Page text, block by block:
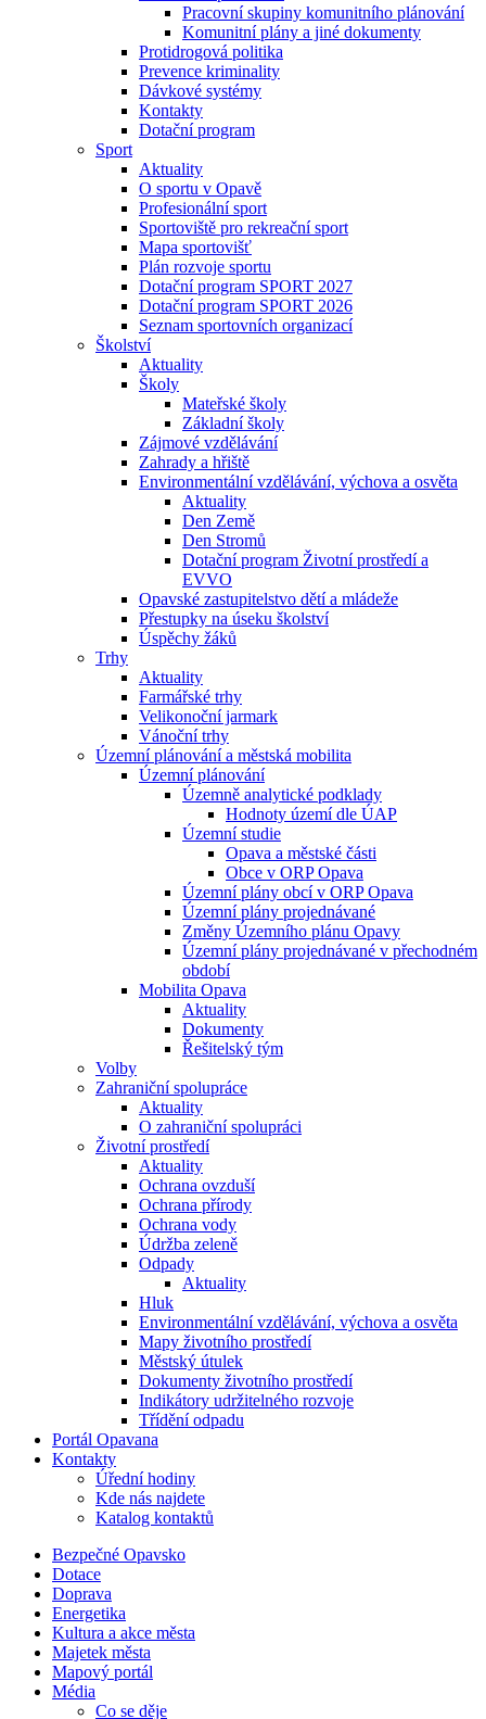
Pracovní skupiny komunitního plánování
Komunitní plány a jiné dokumenty
Protidrogová politika
Prevence kriminality
Dávkové systémy
Kontakty
Dotační program
Sport
Aktuality
O sportu v Opavě
Profesionální sport
Sportoviště pro rekreační sport
Mapa sportovišť
Plán rozvoje sportu
Dotační program SPORT 2027
Dotační program SPORT 2026
Seznam sportovních organizací
Školství
Aktuality
Školy
Mateřské školy
Základní školy
Zájmové vzdělávání
Zahrady a hřiště
Environmentální vzdělávání, výchova a osvěta
Aktuality
Den Země
Den Stromů
Dotační program Životní prostředí a
EVVO
Opavské zastupitelstvo dětí a mládeže
Přestupky na úseku školství
Úspěchy žáků
Trhy
Aktuality
Farmářské trhy
Velikonoční jarmark
Vánoční trhy
Územní plánování a městská mobilita
Územní plánování
Územně analytické podklady
Hodnoty území dle ÚAP
Územní studie
Opava a městské části
Obce v ORP Opava
Územní plány obcí v ORP Opava
Územní plány projednávané
Změny Územního plánu Opavy
Územní plány projednávané v přechodném
období
Mobilita Opava
Aktuality
Dokumenty
Řešitelský tým
Volby
Zahraniční spolupráce
Aktuality
O zahraniční spolupráci
Životní prostředí
Aktuality
Ochrana ovzduší
Ochrana přírody
Ochrana vody
Údržba zeleně
Odpady
Aktuality
Hluk
Environmentální vzdělávání, výchova a osvěta
Mapy životního prostředí
Městský útulek
Dokumenty životního prostředí
Indikátory udržitelného rozvoje
Třídění odpadu
Portál Opavana
Kontakty
Úřední hodiny
Kde nás najdete
Katalog kontaktů
Bezpečné Opavsko
Dotace
Doprava
Energetika
Kultura a akce města
Majetek města
Mapový portál
Média
Co se děje